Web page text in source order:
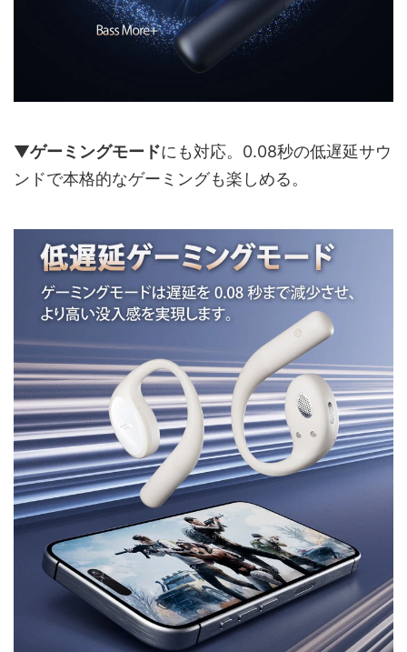
▼ゲーミングモードにも対応。0.08秒の低遅延サウ
ンドで本格的なゲーミングも楽しめる。